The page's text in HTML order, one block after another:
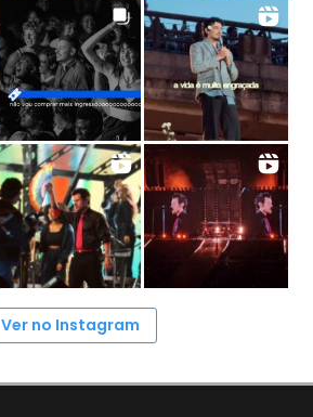
Ver no Instagram